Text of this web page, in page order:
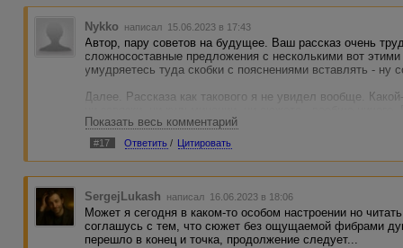
Nykko написал 15.06.2023 в 17:43
Автор, пару советов на будущее. Ваш рассказ очень
сложносоставные предложения с несколькими вот
умудряетесь туда скобки с пояснениями вставлять - ну
Далее. Рассказа как такового я не увидел вообще.
Техническая часть... Ну это что-то мягко говоря
защитить Землю от излучения? А не лучше ли
намного проще, дешевле, быстрее, эффективнее,
Про изобретение главгероини ничего говорить не буду,
перечитывать - нет никакого смысла. (5D - это как
В общем, согласен с большинством комментариев
Показать весь комментарий
#17 Ответить / Цитировать
SergejLukash написал 16.06.2023 в 18:06
Может я сегодня в каком-то особом настроении но
соглашусь с тем, что сюжет без ощущаемой фибрами
перешло в конец и точка, продолжение следует...